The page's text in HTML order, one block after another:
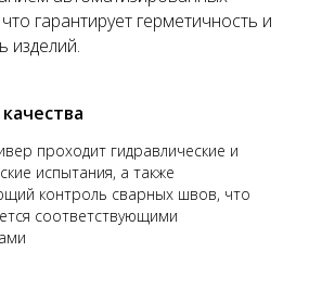
гарантирует герметичность и
изделий.
проходит гидравлические и
испытания, а также
контроль сварных швов, что
соответствующими